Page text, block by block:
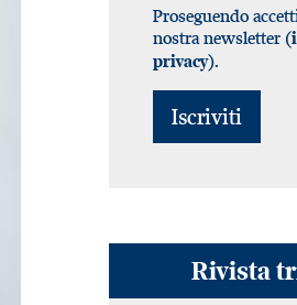
Proseguendo
nostra newsletter (
privacy).
Rivista